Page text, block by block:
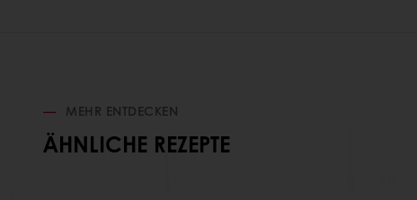
MEHR ENTDECKEN
ÄHNLICHE REZEPTE